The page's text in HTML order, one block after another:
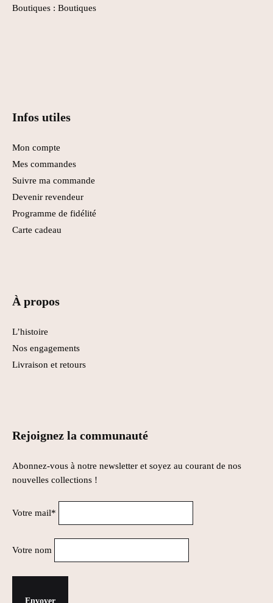
Boutiques : Boutiques
Infos utiles
Mon compte
Mes commandes
Suivre ma commande
Devenir revendeur
Programme de fidélité
Carte cadeau
À propos
L’histoire
Nos engagements
Livraison et retours
Rejoignez la communauté
Abonnez-vous à notre newsletter et soyez au courant de nos
nouvelles collections !
Votre mail*
Votre nom